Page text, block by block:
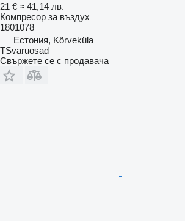
21 € ≈ 41,14 лв.
Компресор за въздух
1801078
Естония, Kõrveküla
TSvaruosad
Свържете се с продавача